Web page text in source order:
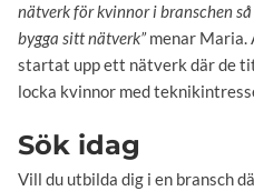
nätverk för kvinnor i branschen
bygga sitt nätverk”menar Maria.
startat upp ett nätverk där de
locka kvinnor med
Sök idag
Vill du utbilda dig i en bransch